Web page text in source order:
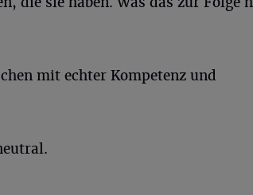
mit echter Kompetenz und